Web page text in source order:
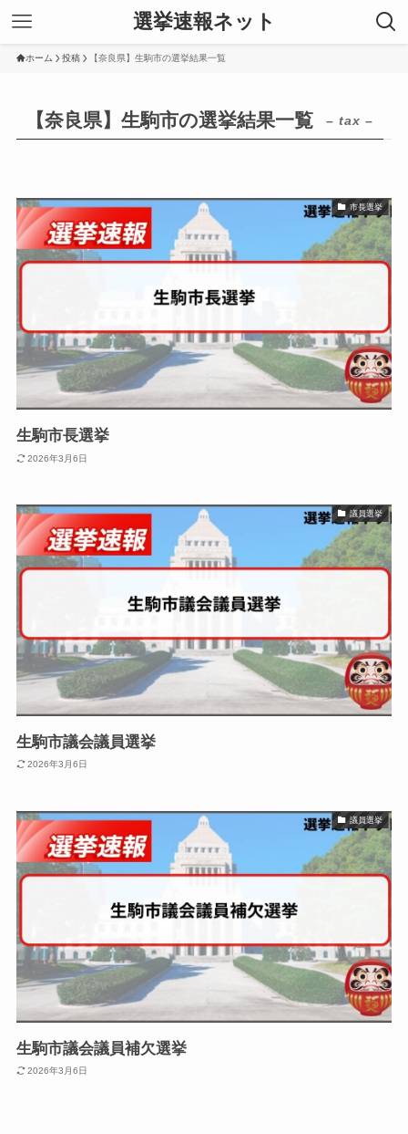
選挙速報ネット
ホーム 投稿 【奈良県】生駒市の選挙結果一覧
【奈良県】生駒市の選挙結果一覧 – tax –
市長選挙
生駒市長選挙
2026年3月6日
議員選挙
生駒市議会議員選挙
2026年3月6日
議員選挙
生駒市議会議員補欠選挙
2026年3月6日